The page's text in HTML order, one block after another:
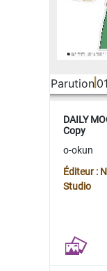
Parution
DAILY
Copy
o-okun
Éditeur :
Studio